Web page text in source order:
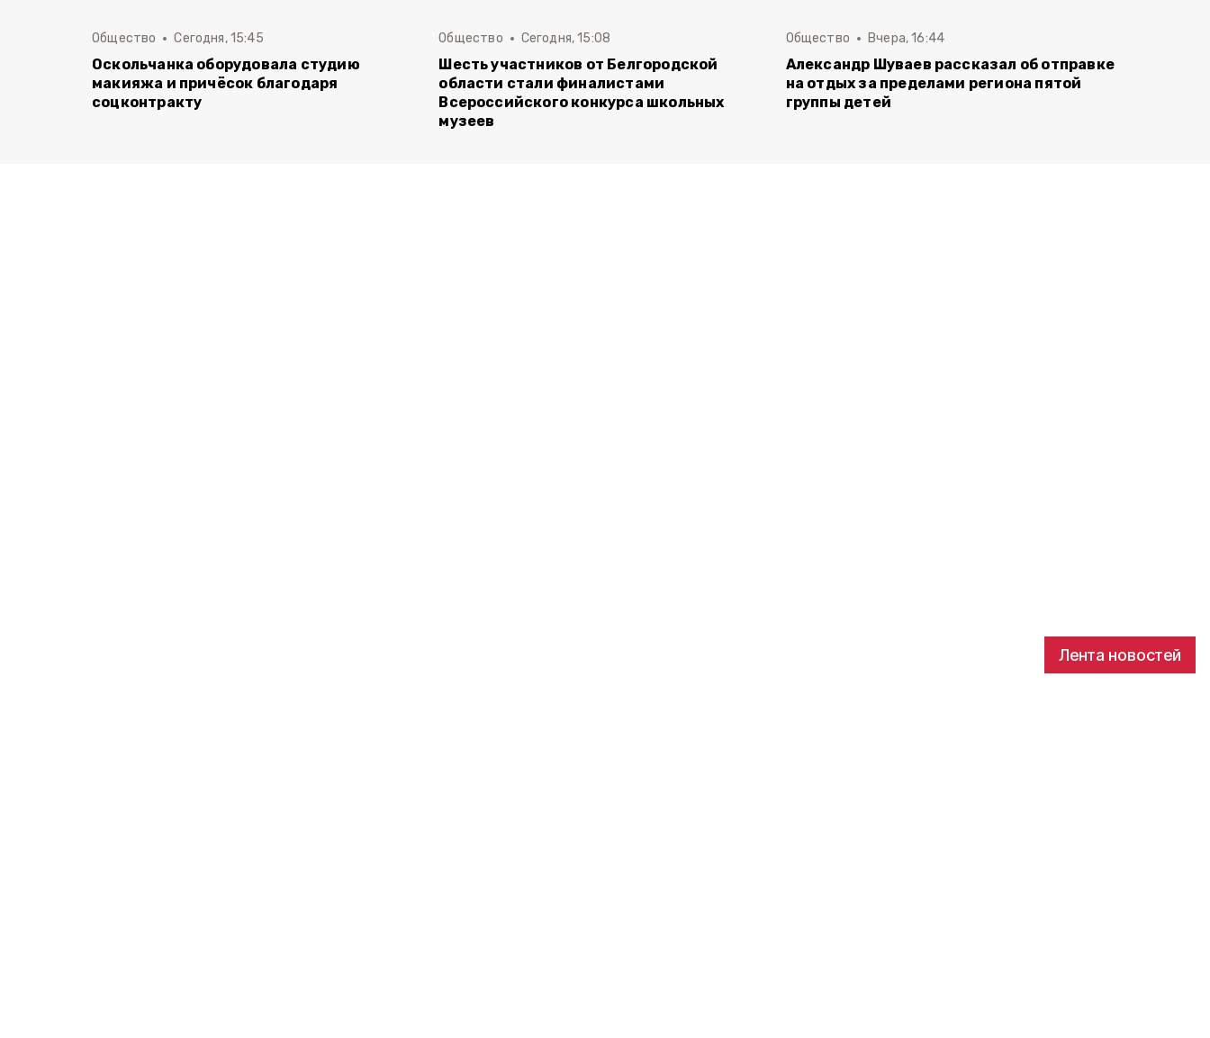
Лента новостей
Общество Сегодня, 15:45
Оскольчанка оборудовала студию
макияжа и причёсок благодаря
соцконтракту
Общество Сегодня, 15:08
Шесть участников от Белгородской
области стали финалистами
Всероссийского конкурса школьных
музеев
Общество Вчера, 16:44
Александр Шуваев рассказал об отправке
на отдых за пределами региона пятой
группы детей